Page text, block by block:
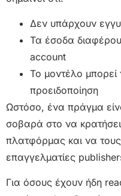
Δεν υπάρχουν
Τα έσοδα
account
Το μοντέλο
προειδοποίηση
Ωστόσο, ένα πράγμα
σοβαρά στο να
πλατφόρμας και να
επαγγελματίες
Για όσους έχουν ήδη